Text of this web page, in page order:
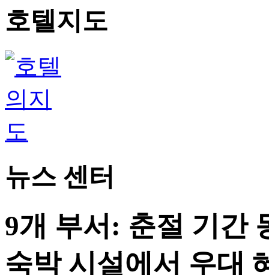
호텔지도
뉴스 센터
9개 부서: 춘절 기간
숙박 시설에서 우대